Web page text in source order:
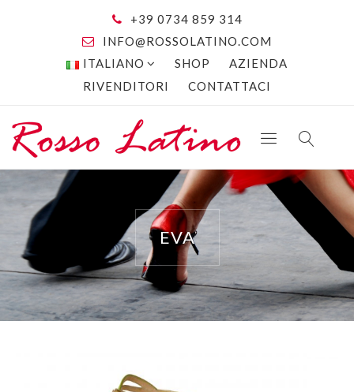
+39 0734 859 314
INFO@ROSSOLATINO.COM
ITALIANO
SHOP
AZIENDA
RIVENDITORI
CONTATTACI
EVA